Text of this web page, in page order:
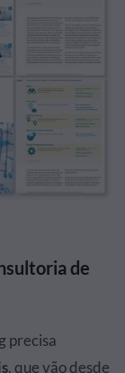
de
precisa
, que vão desde